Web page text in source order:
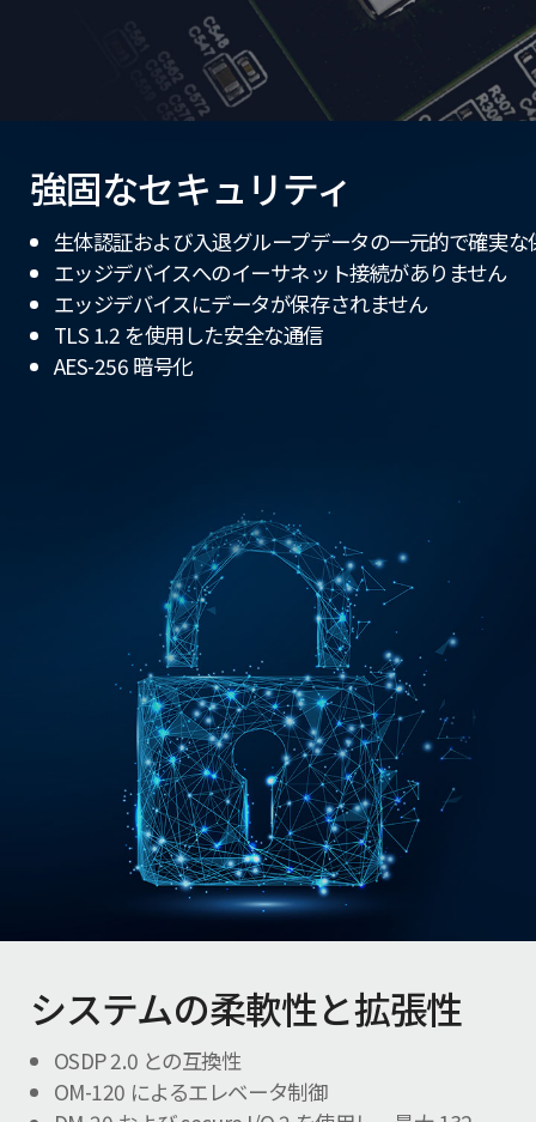
強固なセキュリティ
生体認証および入退グループデータの一元的で確実な
エッジデバイスへのイーサネット接続がありません
エッジデバイスにデータが保存されません
TLS 1.2 を使用した安全な通信
AES-256 暗号化
システムの柔軟性と拡張性
OSDP 2.0 との互換性
OM-120 によるエレベータ制御